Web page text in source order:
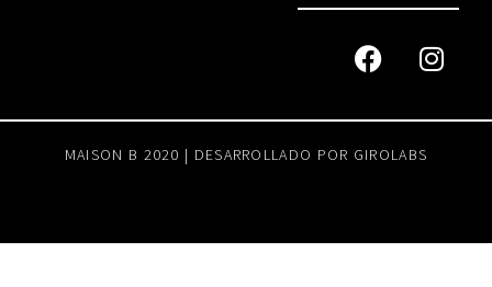
MAISON B 2020 | DESARROLLADO POR GIROLABS